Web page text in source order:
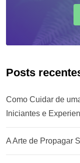
Posts
Como Cuidar de
Iniciantes e
A Arte de Propagar